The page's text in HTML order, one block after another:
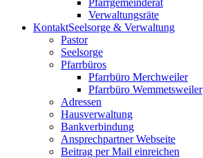
Pfarrgemeinderat
Verwaltungsräte
KontaktSeelsorge & Verwaltung
Pastor
Seelsorge
Pfarrbüros
Pfarrbüro Merchweiler
Pfarrbüro Wemmetsweiler
Adressen
Hausverwaltung
Bankverbindung
Ansprechpartner Webseite
Beitrag per Mail einreichen